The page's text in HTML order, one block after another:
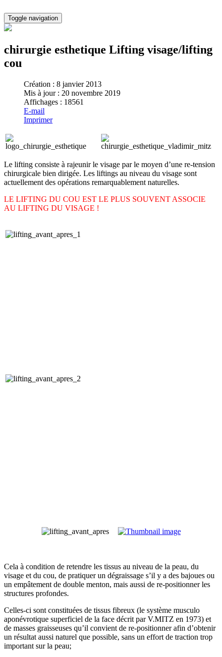
Toggle navigation
chirurgie esthetique Lifting visage/lifting
cou
Création : 8 janvier 2013
Mis à jour : 20 novembre 2019
Affichages : 18561
E-mail
Imprimer
Le lifting consiste à rajeunir le visage par le moyen d’une re-tension
chirurgicale bien dirigée. Les liftings au niveau du visage sont
actuellement des opérations remarquablement naturelles.
LE LIFTING DU COU EST LE PLUS SOUVENT ASSOCIE
AU LIFTING DU VISAGE !
Cela à condition de retendre les tissus au niveau de la peau, du
visage et du cou, de pratiquer un dégraissage s’il y a des bajoues ou
un empâtement de double menton, mais aussi de re-positionner les
structures profondes.
Celles-ci sont constituées de tissus fibreux (le système musculo
aponévrotique superficiel de la face décrit par V.MITZ en 1973) et
de masses graisseuses qu’il convient de re-positionner afin d’obtenir
un résultat aussi naturel que possible, sans un effort de traction trop
important sur la peau;